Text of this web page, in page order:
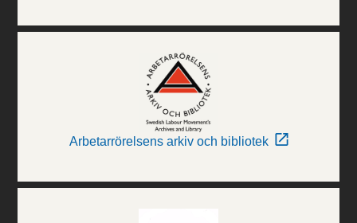
Arbetarrörelsens arkiv och bibliotek